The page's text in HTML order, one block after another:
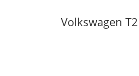
Volkswagen